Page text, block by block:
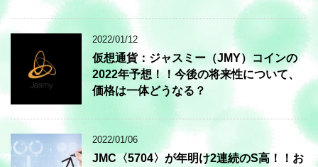
2022/01/12
仮想通貨：ジャスミー（JMY）コインの
2022年予想！！今後の将来性について、
価格は一体どうなる？
2022/01/06
JMC〈5704〉が年明け2連続のS高！！お